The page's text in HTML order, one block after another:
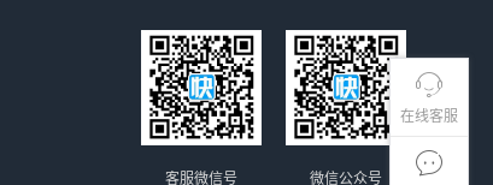
在线客服
微信公众号
客服微信号